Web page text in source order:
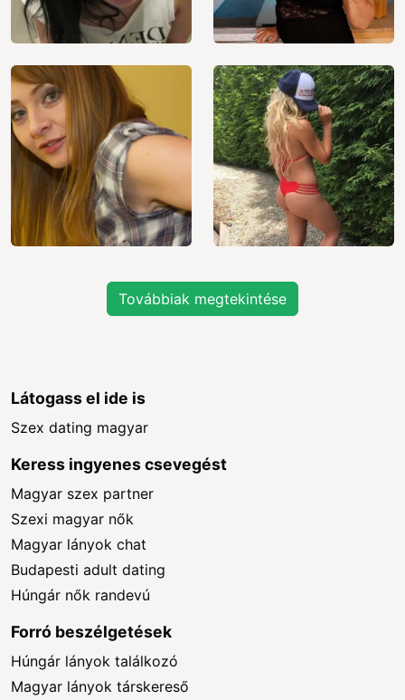
Továbbiak megtekintése
Látogass el ide is
Szex dating magyar
Keress ingyenes csevegést
Magyar szex partner
Szexi magyar nők
Magyar lányok chat
Budapesti adult dating
Húngár nők randevú
Forró beszélgetések
Húngár lányok találkozó
Magyar lányok társkereső